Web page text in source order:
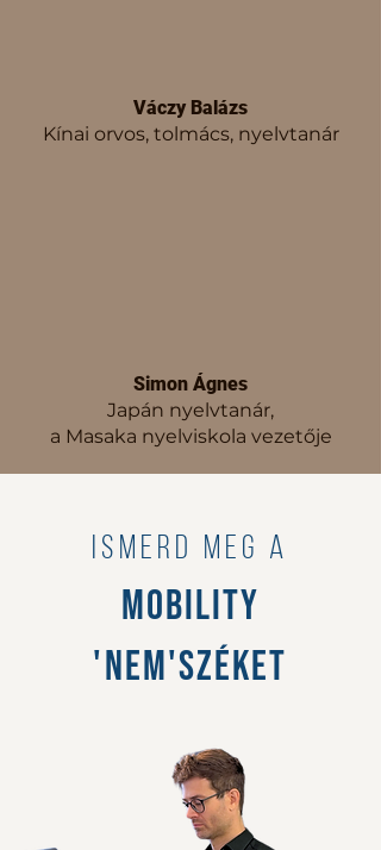
Váczy Balázs
Kínai orvos, tolmács, nyelvtanár
Simon Ágnes
Japán nyelvtanár,
a Masaka nyelviskola vezetője
ismerd meg a
mobility
'nem'széket